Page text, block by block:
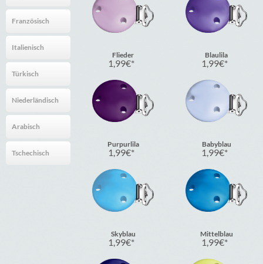
Französisch
Italienisch
Türkisch
Niederländisch
Arabisch
Tschechisch
Flieder
1,99€
Blaulila
1,99€
Purpurlila
1,99€
Babyblau
1,99€
Skyblau
1,99€
Mittelblau
1,99€